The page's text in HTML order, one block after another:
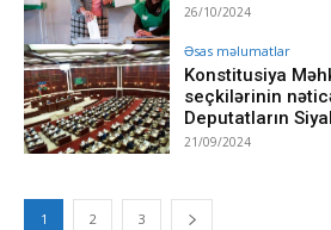
26/10/2024
Əsas məlumatlar
Konstitusiya
seçkilərinin
Deputatların
21/09/2024
1 2 3